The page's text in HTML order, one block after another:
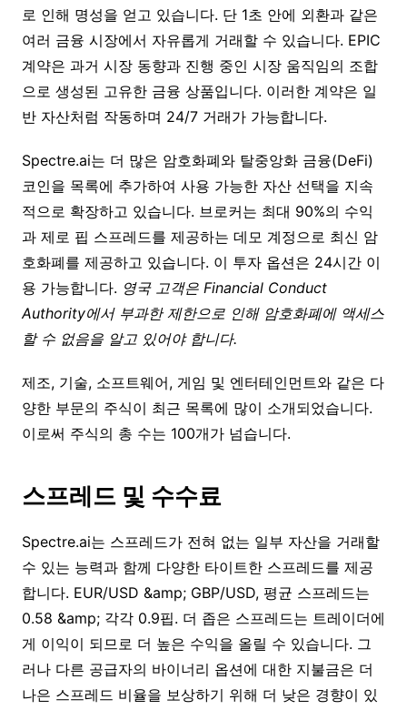
로 인해 명성을 얻고 있습니다. 단 1초 안에 외환과 같은
여러 금융 시장에서 자유롭게 거래할 수 있습니다. EPIC
계약은 과거 시장 동향과 진행 중인 시장 움직임의 조합
으로 생성된 고유한 금융 상품입니다. 이러한 계약은 일
반 자산처럼 작동하며 24/7 거래가 가능합니다.
Spectre.ai는 더 많은 암호화폐와 탈중앙화 금융(DeFi)
코인을 목록에 추가하여 사용 가능한 자산 선택을 지속
적으로 확장하고 있습니다. 브로커는 최대 90%의 수익
과 제로 핍 스프레드를 제공하는 데모 계정으로 최신 암
호화폐를 제공하고 있습니다. 이 투자 옵션은 24시간 이
용 가능합니다. 영국 고객은 Financial Conduct
Authority에서 부과한 제한으로 인해 암호화폐에 액세스
할 수 없음을 알고 있어야 합니다.
제조, 기술, 소프트웨어, 게임 및 엔터테인먼트와 같은 다
양한 부문의 주식이 최근 목록에 많이 소개되었습니다.
이로써 주식의 총 수는 100개가 넘습니다.
스프레드 및 수수료
Spectre.ai는 스프레드가 전혀 없는 일부 자산을 거래할
수 있는 능력과 함께 다양한 타이트한 스프레드를 제공
합니다. EUR/USD &amp; GBP/USD, 평균 스프레드는
0.58 &amp; 각각 0.9핍. 더 좁은 스프레드는 트레이더에
게 이익이 되므로 더 높은 수익을 올릴 수 있습니다. 그
러나 다른 공급자의 바이너리 옵션에 대한 지불금은 더
나은 스프레드 비율을 보상하기 위해 더 낮은 경향이 있